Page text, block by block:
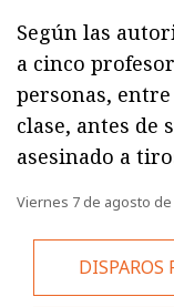
Según las
a cinco
personas,
clase, antes de
asesinado a
Viernes 7 de agosto de
DISPAROS